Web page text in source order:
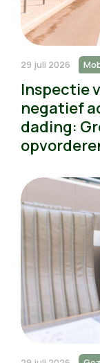
29 juli 2026
Inspectie
negatief
dading: